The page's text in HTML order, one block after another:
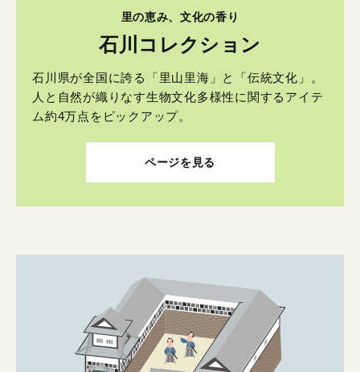
里の恵み、文化の香り
石川コレクション
石川県が全国に誇る「里山里海」と「伝統文化」。
人と自然が織りなす生物文化多様性に関するアイテ
ム約4万点をピックアップ。
ページを見る